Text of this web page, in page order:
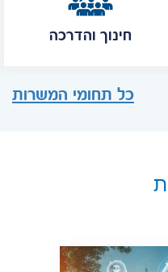
חינוך והדרכה
כל תחומי המשרות